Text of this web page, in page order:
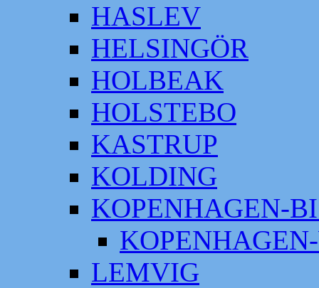
HASLEV
HELSINGÖR
HOLBEAK
HOLSTEBO
KASTRUP
KOLDING
KOPENHAGEN-
LEMVIG